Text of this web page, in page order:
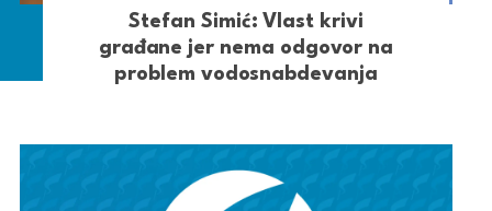
Stefan Simić: Vlast krivi
građane jer nema odgovor na
problem vodosnabdevanja